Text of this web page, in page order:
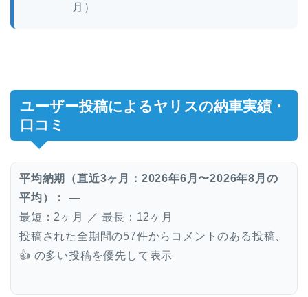
月）
ユーザー投稿によるヤリスの納車実績・
口コミ
平均納期（直近3ヶ月：2026年6月〜2026年8月の
平均）：
—
最短：2ヶ月 ／ 最長：12ヶ月
投稿された全期間の57件からコメントのある投稿、
👍 の多い投稿を優先して表示